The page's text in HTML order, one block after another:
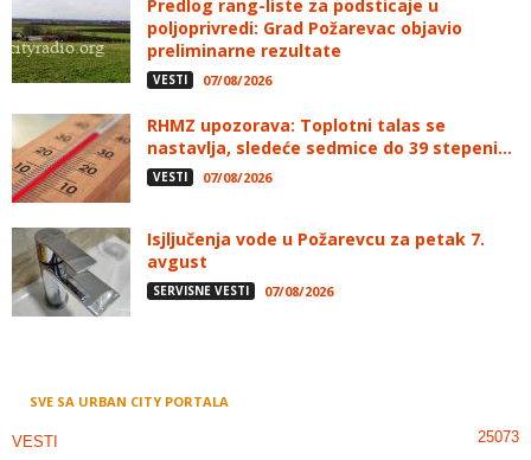
Predlog rang-liste za podsticaje u
poljoprivredi: Grad Požarevac objavio
preliminarne rezultate
VESTI 07/08/2026
RHMZ upozorava: Toplotni talas se
nastavlja, sledeće sedmice do 39 stepeni...
VESTI 07/08/2026
Isjljučenja vode u Požarevcu za petak 7.
avgust
SERVISNE VESTI 07/08/2026
SVE SA URBAN CITY PORTALA
VESTI 25073